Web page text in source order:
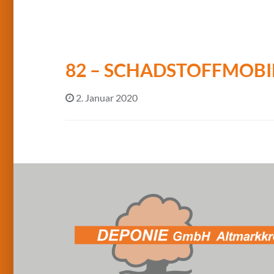
82 –
2. Januar 2020